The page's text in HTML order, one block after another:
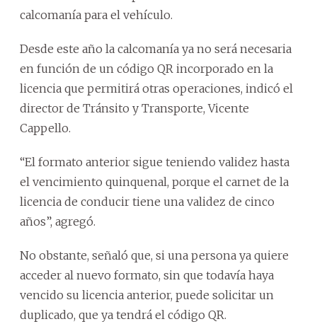
calcomanía para el vehículo.
Desde este año la calcomanía ya no será necesaria
en función de un código QR incorporado en la
licencia que permitirá otras operaciones, indicó el
director de Tránsito y Transporte, Vicente
Cappello.
“El formato anterior sigue teniendo validez hasta
el vencimiento quinquenal, porque el carnet de la
licencia de conducir tiene una validez de cinco
años”, agregó.
No obstante, señaló que, si una persona ya quiere
acceder al nuevo formato, sin que todavía haya
vencido su licencia anterior, puede solicitar un
duplicado, que ya tendrá el código QR.